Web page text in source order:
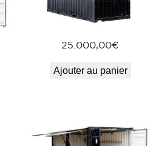
25.000,00€
Ajouter au panier